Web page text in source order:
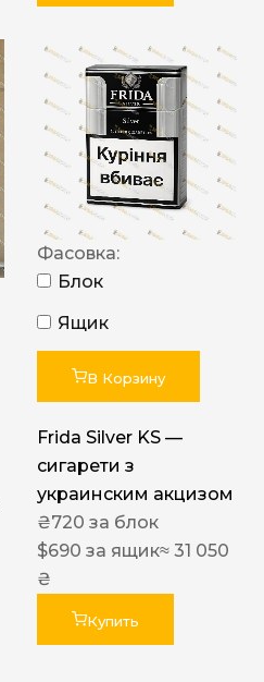
Фасовка:
Блок
Ящик
В Корзину
Frida Silver KS —
сигарети з
украинским акцизом
₴720 за блок
$690 за ящик≈ 31 050
₴
Купить